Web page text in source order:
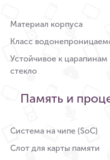
Материал корпуса
Класс
Устойчивое к царапинам
стекло
Память и
Система на чипе (SoC)
Слот для карты памяти